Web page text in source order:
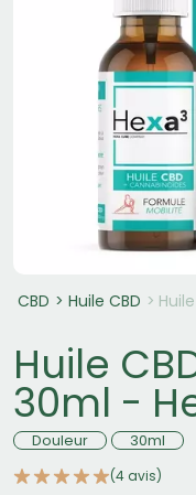
CBD Huile CBD
Huile
30ml -
Douleur 30ml
(4 avis)